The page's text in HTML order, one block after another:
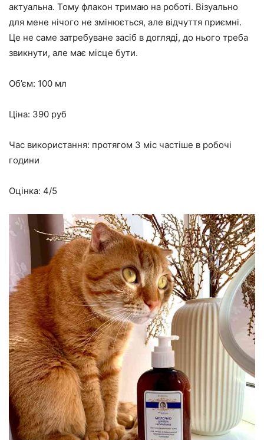
актуальна. Тому флакон тримаю на роботі. Візуально
для мене нічого не змінюється, але відчуття приємні.
Це не саме затребуване засіб в догляді, до нього треба
звикнути, але має місце бути.
Об’єм: 100 мл
Ціна: 390 руб
Час використання: протягом 3 міс частіше в робочі
години
Оцінка: 4/5